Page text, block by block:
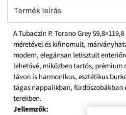
Termék leírás
A Tubadzin P. Torano Grey
méretével és kifinomult,
modern, elegánsan letisztult
lehetővé, miközben tartós, prémium
távon is harmonikus, esztétikus
tágas nappalikban, fürdőszobákban
terekben.
Jellemzők: